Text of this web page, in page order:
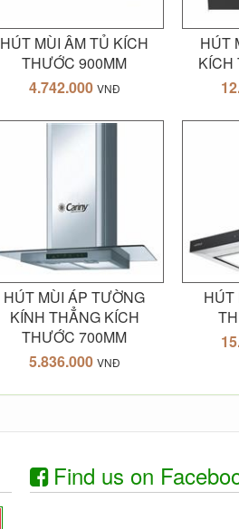
HÚT MÙI ÂM TỦ KÍCH
THƯỚC 900MM
4.742.000 VNĐ
HÚT
KÍCH
HÚT MÙI ÁP TƯỜNG
KÍNH THẲNG KÍCH
THƯỚC 700MM
5.836.000 VNĐ
HÚT
Find us on